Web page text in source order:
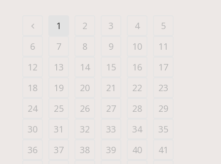
1 2 3 4
5
6
7 8 9 10
11
12
13 14 15 16
17
18
19 20 21 22
23
24
25 26 27 28
29
30
31 32 33 34
35
36
37 38 39 40
41